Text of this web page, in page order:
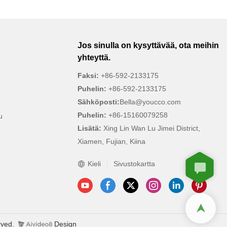
Jos sinulla on kysyttävää, ota meihin
yhteyttä.
Faksi:+86-592-2133175
Puhelin:+86-592-2133175
Sähköposti:Bella@youcco.com
Puhelin: +86-15160079258
Lisätä: Xing Lin Wan Lu Jimei District,
Xiamen, Fujian, Kiina
Kieli Sivustokartta
Design